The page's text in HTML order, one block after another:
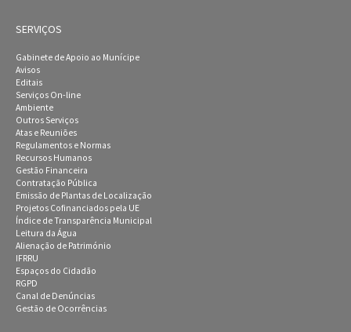
SERVIÇOS
Gabinete de Apoio ao Munícipe
Avisos
Editais
Serviços On-line
Ambiente
Outros Serviços
Atas e Reuniões
Regulamentos e Normas
Recursos Humanos
Gestão Financeira
Contratação Pública
Emissão de Plantas de Localização
Projetos Cofinanciados pela UE
Índice de Transparência Municipal
Leitura da Água
Alienação de Património
IFRRU
Espaços do Cidadão
RGPD
Canal de Denúncias
Gestão de Ocorrências